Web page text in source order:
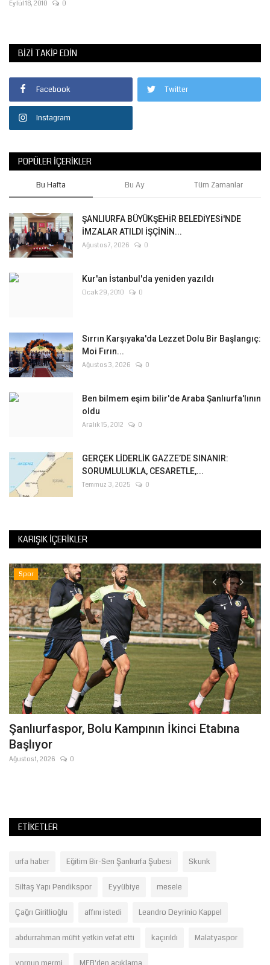
Eylül 18, 2010 0
BIZI TAKIP EDIN
Facebook Twitter
Instagram
POPÜLER İÇERIKLER
Bu Hafta Bu Ay Tüm Zamanlar
ŞANLIURFA BÜYÜKŞEHİR BELEDİYESİ'NDE
İMZALAR ATILDI İŞÇİNİN...
Ağustos 7, 2026 0
Kur'an İstanbul'da yeniden yazıldı
Ocak 29, 2010 0
Sırrın Karşıyaka'da Lezzet Dolu Bir Başlangıç:
Moi Fırın...
Ağustos 3, 2026 0
Ben bilmem eşim bilir'de Araba Şanlıurfa'lının
oldu
Aralık 15, 2012 0
GERÇEK LİDERLİK GAZZE’DE SINANIR:
SORUMLULUKLA, CESARETLE,...
Temmuz 3, 2025 0
KARIŞIK İÇERIKLER
Spor
Şanlıurfaspor, Bolu Kampının İkinci Etabına
Başlıyor
Ağustos 1, 2026 0
ETIKETLER
urfa haber Eğitim Bir-Sen Şanlıurfa Şubesi Skunk
Siltaş Yapı Pendikspor Eyyübiye mesele
Çağrı Giritlioğlu affını istedi Leandro Deyrinio Kappel
abdurrahman müfit yetkin vefat etti kaçırıldı Malatyaspor